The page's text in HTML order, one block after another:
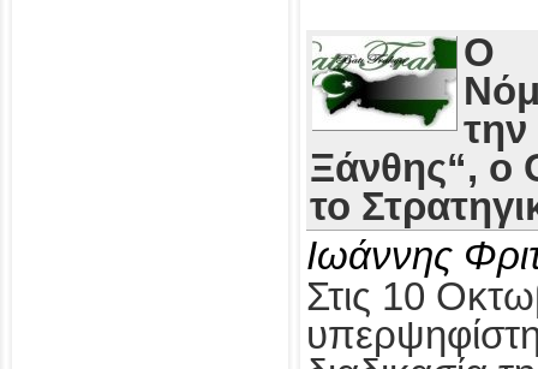
Ο
Ξάνθης“, ο
το
Ιωάννης
Στις 10